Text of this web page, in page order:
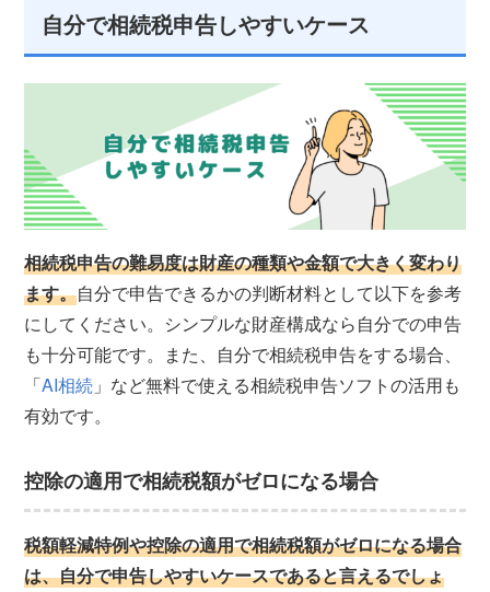
自分で相続税申告しやすいケース
相続税申告の難易度は財産の種類や金額で大きく変わり
ます。自分で申告できるかの判断材料として以下を参考
にしてください。シンプルな財産構成なら自分での申告
も十分可能です。また、自分で相続税申告をする場合、
「AI相続 」など無料で使える相続税申告ソフトの活用も
有効です。
控除の適用で相続税額がゼロになる場合
税額軽減特例や控除の適用で相続税額がゼロになる場合
は、自分で申告しやすいケースであると言えるでしょ